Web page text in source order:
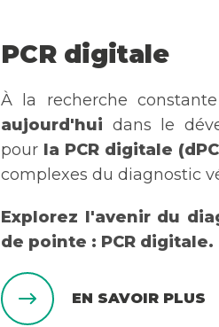
PCR digitale
À la recherche
aujourd'hui dans le
pour la PCR digitale
complexes du diagnostic
Explorez l'avenir du
de pointe : PCR digitale.
EN SAVOIR PLUS